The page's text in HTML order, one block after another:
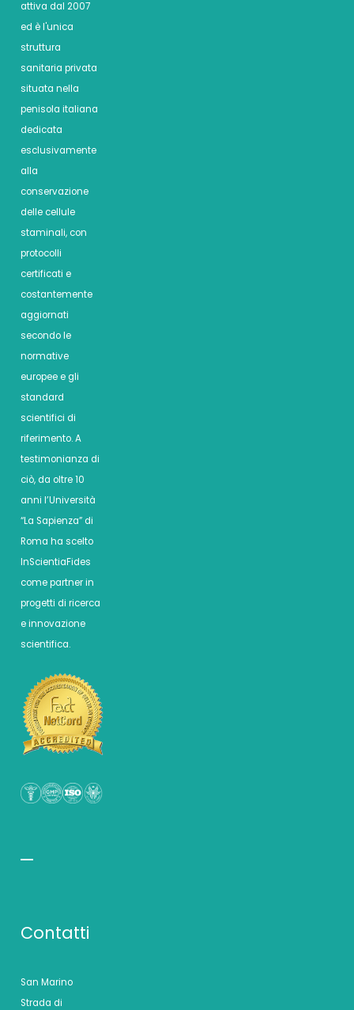
attiva dal 2007
ed è l'unica
struttura
sanitaria privata
situata nella
penisola italiana
dedicata
esclusivamente
alla
conservazione
delle cellule
staminali, con
protocolli
certificati e
costantemente
aggiornati
secondo le
normative
europee e gli
standard
scientifici di
riferimento. A
testimonianza di
ciò, da oltre 10
anni l’Università
“La Sapienza” di
Roma ha scelto
InScientiaFides
come partner in
progetti di ricerca
e innovazione
scientifica.
Contatti
San Marino
Strada di